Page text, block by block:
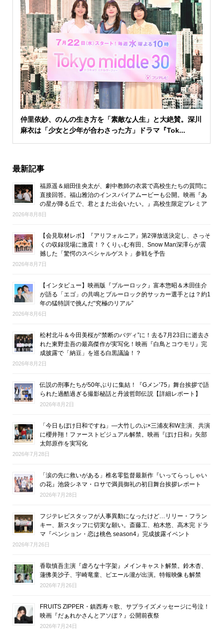
仲里依紗、のんの生き方を「素敵な人生」と大絶賛。深川
麻衣は「少女と少年が合わさった方」ドラマ『Tok...
最新記事
福原遥＆細田佳央太が、劇中教師の衣裳で高校生たちの質問に
直接回答。福山雅治のインスパイアムービーも公開。映画『あ
の星が降る丘で、君とまた出会いたい。』高校生限定プレミア
2026年8月8日
【会見取材レポ】『アリフォルニア』第2弾放送決定し、さっそ
くの収録現場に激震！？くりぃむ有田、Snow Man深澤らが震
撼した「驚愕のスペシャルゲスト」参戦を予告
2026年8月7日
【インタビュー】映画版『ブルーロック』富本惣昭＆木田佳介
が語る「エゴ」の共鳴とブルーロック的サッカー選手とは？約1
年の猛特訓で挑んだ“究極のリアル”
2026年8月6日
松村北斗＆今田美桜が“禁断のバディ”に！去る7月23日に逝去さ
れた東野圭吾の最高傑作が実写化！映画『白鳥とコウモリ』完
成披露で「納豆」を巡る白黒議論！？
2026年8月2日
伝説の刑事たちが50年ぶりに集結！『Gメン’75』舞台挨拶で語
られた過酷過ぎる撮影秘話と丹波哲郎伝説【詳細レポート】
2026年8月2日
「今日もぼけ日和ですね」―大竹しのぶ×三浦友和W主演、共演
に櫻井翔！ファーストビジュアル解禁。映画『ぼけ日和』矢部
太郎原作を実写化
2026年7月28日
「涙の先に救いがある」椎名零監督最新作『いってらっしゃい
の花』池袋シネマ・ロサで満員御礼の初日舞台挨拶レポート
2026年7月28日
フジテレビスタッフが人事異動になったけど…リリー・フラン
キー、新スタッフに切実な願い。斎藤工、柏木悠、高木完 ドラ
マ『ペンション・恋は桃色 season4』完成披露イベント
2026年7月26日
香取慎吾主演『虚ろな十字架』メインキャスト解禁。鈴木杏、
蓮佛美沙子、宇崎竜童、ピエール瀧が出演。特報映像も解禁
2026年7月26日
FRUITS ZIPPER・鎮西寿々歌、サプライズメッセージに号泣！
映画『だぁれかさんとアソぼ？』公開前夜祭
2026年7月24日